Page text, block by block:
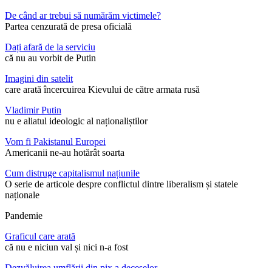
De când ar trebui să numărăm victimele?
Partea cenzurată de presa oficială
Dați afară de la serviciu
că nu au vorbit de Putin
Imagini din satelit
care arată încercuirea Kievului de către armata rusă
Vladimir Putin
nu e aliatul ideologic al naționaliștilor
Vom fi Pakistanul Europei
Americanii ne-au hotărât soarta
Cum distruge capitalismul națiunile
O serie de articole despre conflictul dintre liberalism și statele
naționale
Pandemie
Graficul care arată
că nu e niciun val și nici n-a fost